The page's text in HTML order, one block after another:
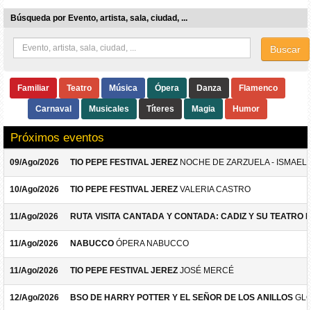
Búsqueda por Evento, artista, sala, ciudad, ...
Buscar
Familiar Teatro Música Ópera Danza Flamenco
Carnaval Musicales Títeres Magia Humor
Próximos eventos
09/Ago/2026 TIO PEPE FESTIVAL JEREZ NOCHE DE ZARZUELA -
10/Ago/2026 TIO PEPE FESTIVAL JEREZ VALERIA CASTRO
11/Ago/2026 RUTA VISITA CANTADA Y CONTADA: CADIZ Y SU TEATRO
11/Ago/2026 NABUCCO ÓPERA NABUCCO
11/Ago/2026 TIO PEPE FESTIVAL JEREZ JOSÉ MERCÉ
12/Ago/2026 BSO DE HARRY POTTER Y EL SEÑOR DE LOS ANILLOS